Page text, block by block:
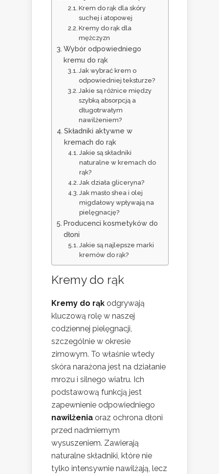
Krem do rąk dla skóry
suchej i atopowej
Kremy do rąk dla
mężczyzn
Wybór odpowiedniego
kremu do rąk
Jak wybrać krem o
odpowiedniej teksturze?
Jakie są różnice między
szybką absorpcją a
długotrwałym
nawilżeniem?
Składniki aktywne w
kremach do rąk
Jakie są składniki
naturalne w kremach do
rąk?
Jak działa gliceryna?
Jak masło shea i olej
migdałowy wpływają na
pielęgnację?
Producenci kosmetyków do
dłoni
Jakie są najlepsze marki
kremów do rąk?
Kremy do rąk
Kremy do rąk odgrywają
kluczową rolę w naszej
codziennej pielęgnacji,
szczególnie w okresie
zimowym. To właśnie wtedy
skóra narażona jest na działanie
mrozu i silnego wiatru. Ich
podstawową funkcją jest
zapewnienie odpowiedniego
nawilżenia oraz ochrona dłoni
przed nadmiernym
wysuszeniem. Zawierają
naturalne składniki, które nie
tylko intensywnie nawilżają, lecz